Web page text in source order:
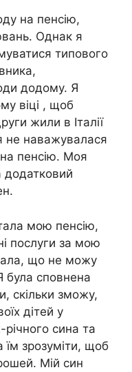
на пенсію,
Однак я
типового
додому. Я
віці , щоб
жили в Італії
не наважувалася
на пенсію. Моя
додатковий
мою пенсію,
послуги за мою
що не можу
була сповнена
скільки зможу,
дітей у
річного сина та
їм зрозуміти, щоб
Мій син